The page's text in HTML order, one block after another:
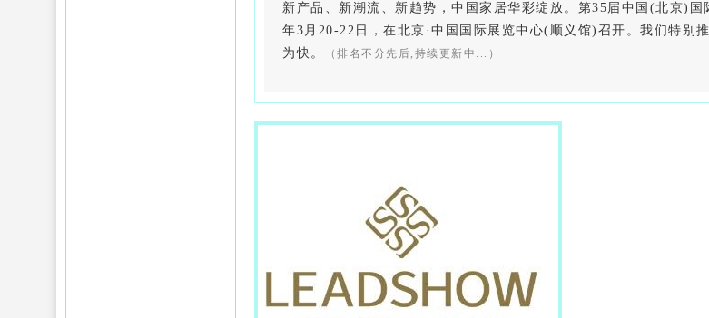
新产品、新潮流、新趋势，中国家居华彩绽放。第35届中国(北京)
年3月20-22日，在北京·中国国际展览中心(顺义馆)召开。我们特别
为快。
（排名不分先后,持续更新中...）